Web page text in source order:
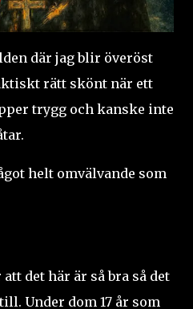
där jag blir överöst
rätt skönt när ett
trygg och kanske inte
helt omvälvande som
det här är så bra så det
Under dom 17 år som